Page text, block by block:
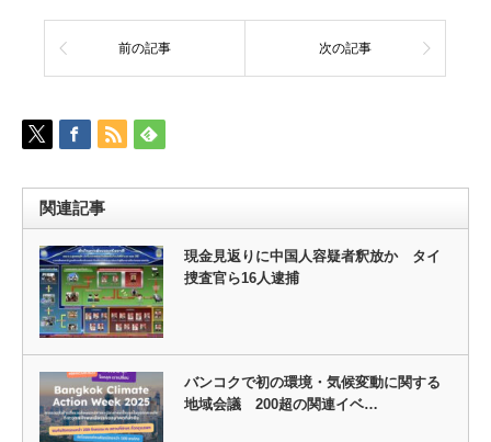
前の記事 次の記事
関連記事
現金見返りに中国人容疑者釈放か タイ
捜査官ら16人逮捕
バンコクで初の環境・気候変動に関する
地域会議 200超の関連イベ…